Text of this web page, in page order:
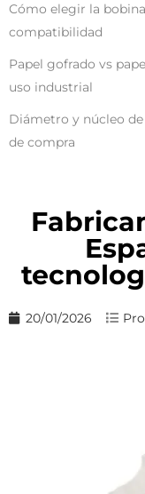
Cómo elegir la
compatibilidad
Papel gofrado vs
uso industrial
Diámetro y núcleo
de compra
20/01/2026